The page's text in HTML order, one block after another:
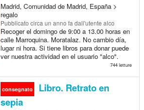
Madrid, Comunidad de Madrid, España >
regalo
Pubblicato circa un anno fa dall'utente alco
Recoger el domingo de 9:00 a 13.00 horas en
calle Marroquina. Moratalaz. No cambio día,
lugar ni hora. Si tiene libros para donar puede
ver nuestra actividad en el usuario "alco".
744 letture
consegnato
Libro. Retrato en
sepia